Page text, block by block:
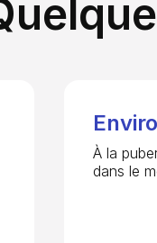
À la
dans le